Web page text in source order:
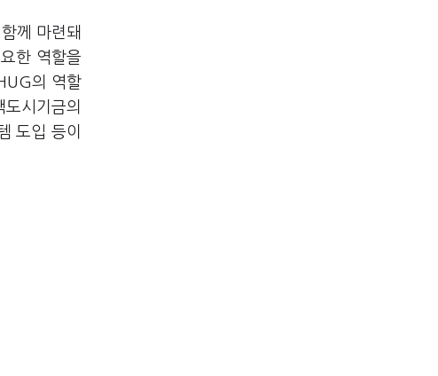
께 마련돼
한 역할을
의 역할
시기금의
도입 등이